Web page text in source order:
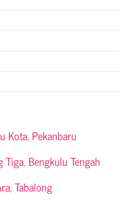
Kota, Pekanbaru
Bengkulu Tengah
Tabalong